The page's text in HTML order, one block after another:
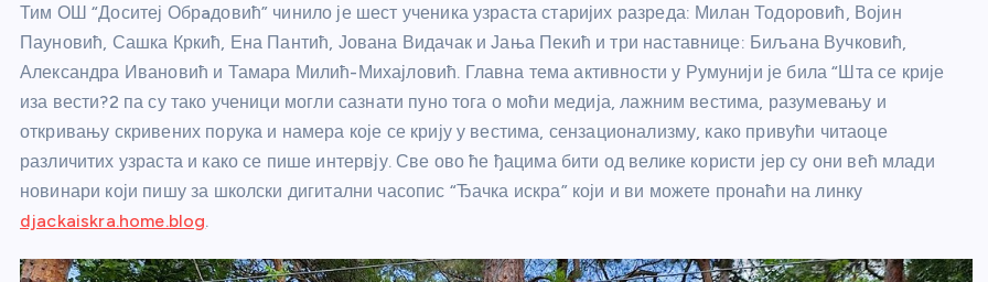
Тим ОШ “Доситеј Обрaдовић” чинило је шест ученика узраста старијих разреда: Милан Тодоровић, Војин
Пауновић, Сашка Кркић, Ена Пантић, Јована Видачак и Јања Пекић и три наставнице: Биљана Вучковић,
Александра Ивановић и Тамара Милић-Михајловић. Главна тема активности у Румунији је била “Шта се крије
иза вести?2 па су тако ученици могли сазнати пуно тога о моћи медија, лажним вестима, разумевању и
откривању скривених порука и намера које се крију у вестима, сензационализму, како привући читаоце
различитих узраста и како се пише интервју. Све ово ће ђацима бити од велике користи јер су они већ млади
новинари који пишу за школски дигитални часопис “Ђачка искра” који и ви можете пронаћи на линку
djackaiskra.home.blog.